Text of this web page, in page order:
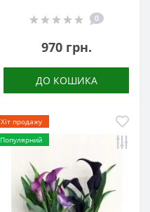
0
970 грн.
ДО КОШИКА
Хіт продажу
Популярний